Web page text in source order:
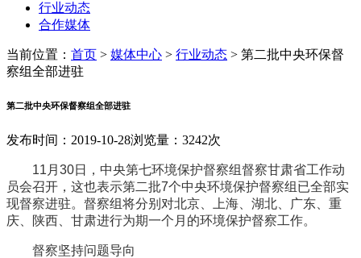
行业动态
合作媒体
当前位置： 首页 > 媒体中心 > 行业动态 > 第二批中央环保督
察组全部进驻
第二批中央环保督察组全部进驻
发布时间：2019-10-28浏览量：3242次
11月30日，中央第七环境保护督察组督察甘肃省工作动
员会召开，这也表示第二批7个中央环境保护督察组已全部实
现督察进驻。督察组将分别对北京、上海、湖北、广东、重
庆、陕西、甘肃进行为期一个月的环境保护督察工作。
督察坚持问题导向